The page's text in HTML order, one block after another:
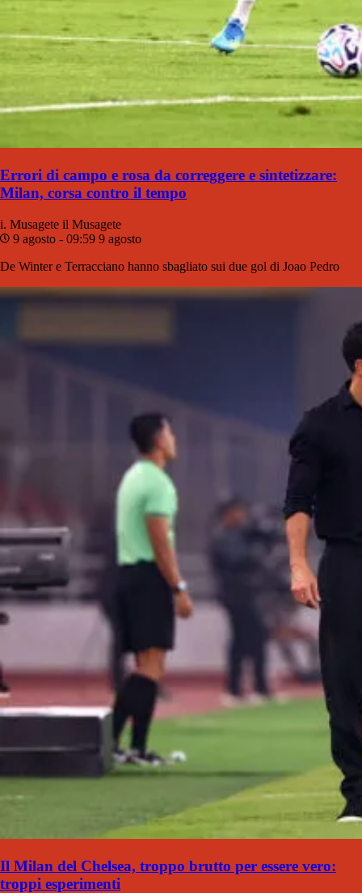
Errori di campo e rosa da correggere e sintetizzare:
Milan, corsa contro il tempo
i. Musagete il Musagete
9 agosto - 09:59 9 agosto
De Winter e Terracciano hanno sbagliato sui due gol di Joao Pedro
Il Milan del Chelsea, troppo brutto per essere vero:
troppi esperimenti